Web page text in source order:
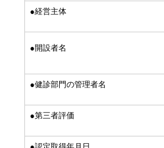
●経営主体
●開設者名
●健診部門の管理者名
●第三者評価